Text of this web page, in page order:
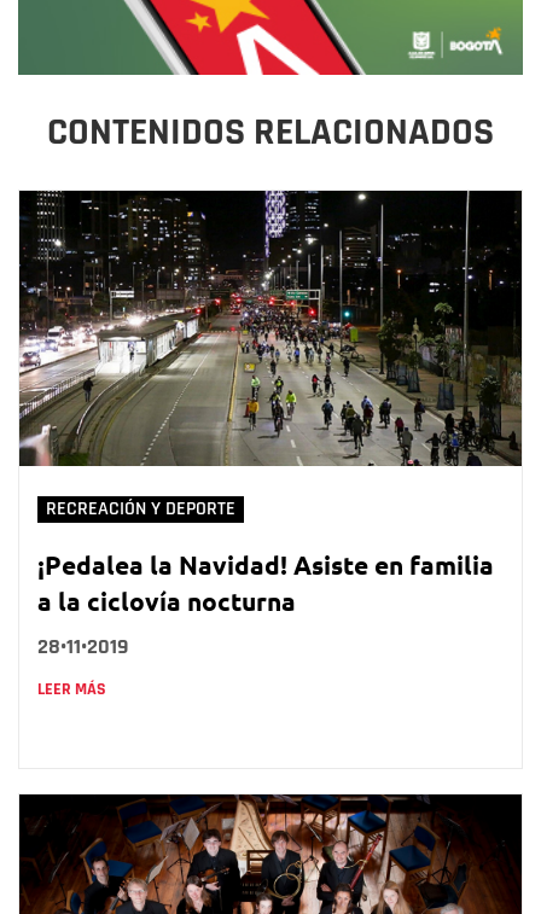
CONTENIDOS RELACIONADOS
RECREACIÓN Y DEPORTE
¡Pedalea la Navidad! Asiste en familia
a la ciclovía nocturna
28•11•2019
LEER MÁS